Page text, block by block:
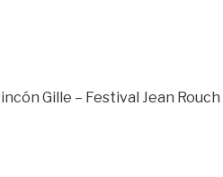
Gille – Festival Jean Rouch